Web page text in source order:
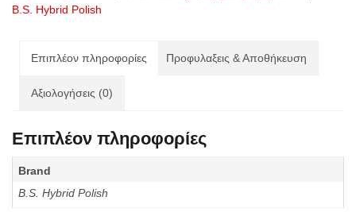
ποσότητα
B.S. Hybrid Polish
Επιπλέον πληροφορίες Προφυλαξεις & Αποθήκευση
Αξιολογήσεις (0)
Επιπλέον πληροφορίες
Brand
B.S. Hybrid Polish